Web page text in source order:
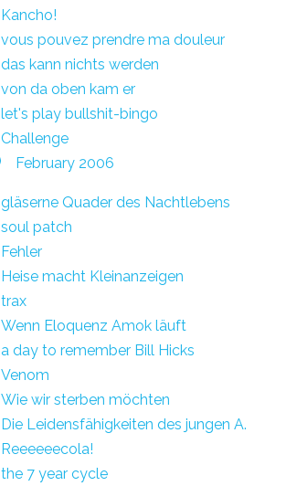
Kancho!
vous pouvez prendre ma douleur
das kann nichts werden
von da oben kam er
let's play bullshit-bingo
Challenge
February 2006
gläserne Quader des Nachtlebens
soul patch
Fehler
Heise macht Kleinanzeigen
trax
Wenn Eloquenz Amok läuft
a day to remember Bill Hicks
Venom
Wie wir sterben möchten
Die Leidensfähigkeiten des jungen A.
Reeeeeecola!
the 7 year cycle